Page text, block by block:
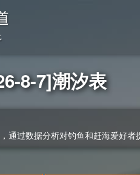
8-7]潮汐表
通过数据分析对钓鱼和赶海爱好